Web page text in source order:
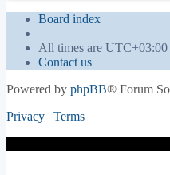
Board index
All times are UTC+03:00
Contact us
Powered by phpBB® Forum
Privacy | Terms